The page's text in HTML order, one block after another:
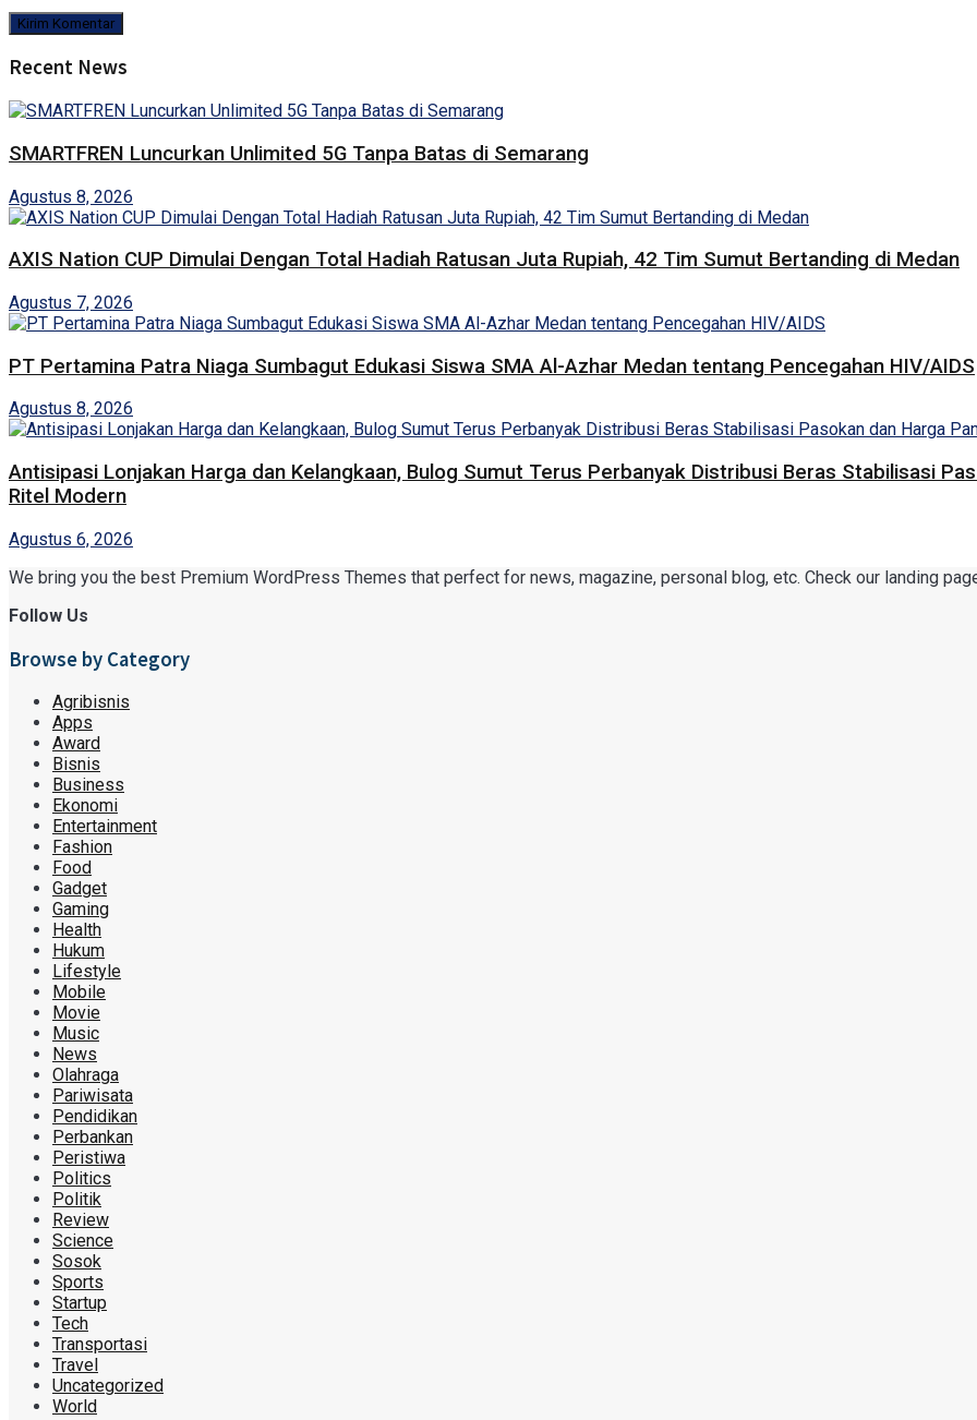
Recent News
SMARTFREN Luncurkan Unlimited 5G Tanpa Batas di Semarang
Agustus 8, 2026
AXIS Nation CUP Dimulai Dengan Total Hadiah Ratusan Juta Rupiah, 42 Tim Sumut Bertanding di Medan
Agustus 7, 2026
PT Pertamina Patra Niaga Sumbagut Edukasi Siswa SMA Al-Azhar Medan tentang Pencegahan HIV/AIDS
Agustus 8, 2026
Antisipasi Lonjakan Harga dan Kelangkaan, Bulog Sumut Terus Perbanyak Distribusi Beras Stabilisasi
Ritel Modern
Agustus 6, 2026
We bring you the best Premium WordPress Themes that perfect for news, magazine, personal blog, etc. Check our landing
Follow Us
Browse by Category
Agribisnis
Apps
Award
Bisnis
Business
Ekonomi
Entertainment
Fashion
Food
Gadget
Gaming
Health
Hukum
Lifestyle
Mobile
Movie
Music
News
Olahraga
Pariwisata
Pendidikan
Perbankan
Peristiwa
Politics
Politik
Review
Science
Sosok
Sports
Startup
Tech
Transportasi
Travel
Uncategorized
World